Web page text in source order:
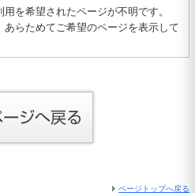
を希望されたページが不明です。
らためてご希望のページを表示して
ページトップへ戻る